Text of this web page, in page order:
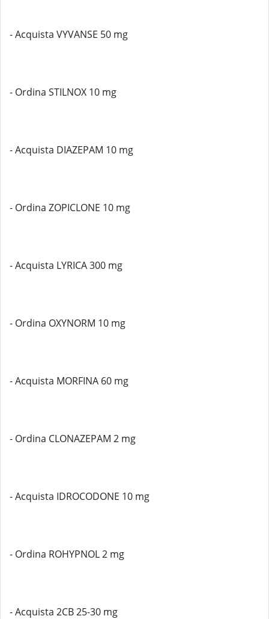
- Acquista VYVANSE 50 mg
- Ordina STILNOX 10 mg
- Acquista DIAZEPAM 10 mg
- Ordina ZOPICLONE 10 mg
- Acquista LYRICA 300 mg
- Ordina OXYNORM 10 mg
- Acquista MORFINA 60 mg
- Ordina CLONAZEPAM 2 mg
- Acquista IDROCODONE 10 mg
- Ordina ROHYPNOL 2 mg
- Acquista 2CB 25-30 mg